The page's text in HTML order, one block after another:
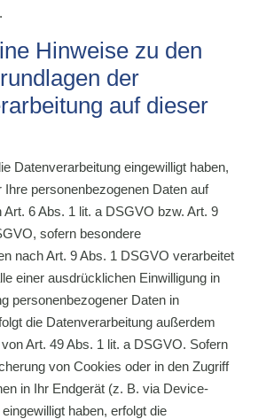
Hinweise zu den
der
auf dieser
Datenverarbeitung eingewilligt haben,
Ihre personenbezogenen Daten auf
Art. 6 Abs. 1 lit. a DSGVO bzw. Art. 9
sofern besondere
nach Art. 9 Abs. 1 DSGVO verarbeitet
einer ausdrücklichen Einwilligung in
personenbezogener Daten in
die Datenverarbeitung außerdem
Art. 49 Abs. 1 lit. a DSGVO. Sofern
von Cookies oder in den Zugriff
in Ihr Endgerät (z. B. via Device-
haben, erfolgt die